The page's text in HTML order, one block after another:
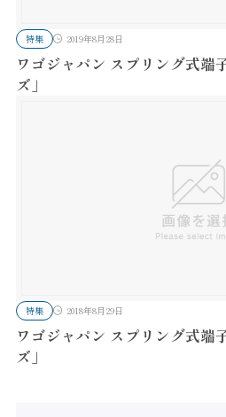
特集 2019年8月28日
ワゴジャパン スプリング式端
ズ」
特集 2018年8月29日
ワゴジャパン スプリング式端
ズ」